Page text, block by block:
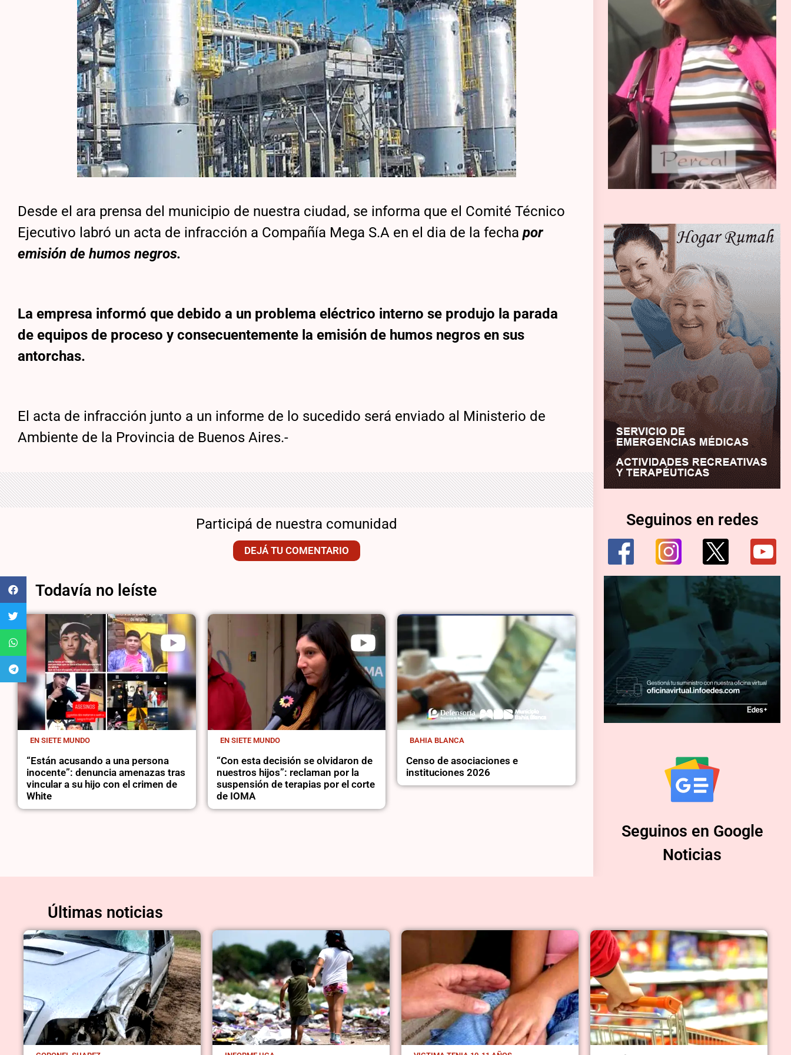
Desde el ara prensa del municipio de nuestra ciudad, se informa que el Comité Técnico
Ejecutivo labró un acta de infracción a Compañía Mega S.A en el dia de la fechapor
emisión de humos negros.
La empresa informó que debido a un problema eléctrico interno se produjo la parada
de equipos de proceso y consecuentemente la emisión de humos negros en sus
antorchas.
El acta de infracción junto a un informe de lo sucedido será enviado al Ministerio de
Ambiente de la Provincia de Buenos Aires.-
Participá de nuestra comunidad
DEJÁ TU COMENTARIO
Todavía no leíste
EN SIETE MUNDO
“Están acusando a una persona
inocente”: denuncia amenazas tras
vincular a su hijo con el crimen de
White
EN SIETE MUNDO
“Con esta decisión se olvidaron de
nuestros hijos”: reclaman por la
suspensión de terapias por el corte
de IOMA
BAHIA BLANCA
Censo de asociaciones e
instituciones 2026
Seguinos en redes
Seguinos en Google
Noticias
Últimas noticias